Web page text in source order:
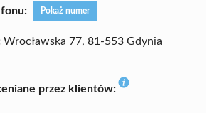
Pokaż numer
Wrocławska 77, 81-553 Gdynia
przez klientów: